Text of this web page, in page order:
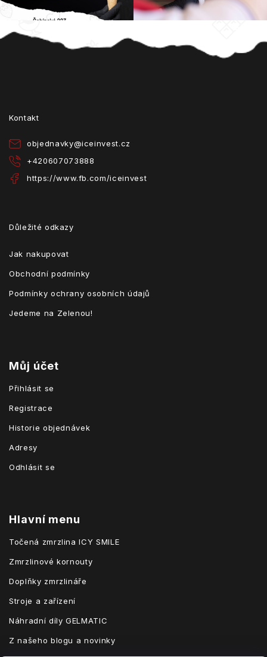
Kontakt
objednavky@iceinvest.cz
+420607073888
https://www.fb.com/iceinvest
Důležité odkazy
Jak nakupovat
Obchodní podmínky
Podmínky ochrany osobních údajů
Jedeme na Zelenou!
Můj účet
Přihlásit se
Registrace
Historie objednávek
Adresy
Odhlásit se
Hlavní menu
Točená zmrzlina ICY SMILE
Zmrzlinové kornouty
Doplňky zmrzlináře
Stroje a zařízení
Náhradní díly GELMATIC
Z našeho blogu a novinky